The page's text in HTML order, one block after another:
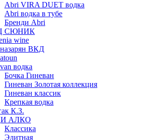
Abri VIRA DUET водка
Abri водка в тубе
Бренди Abri
СЮНИК
wine
ВКД
водка
Бочка Гиневан
Гиневан Золотая коллекция
Гиневан классик
Крепкая водка
К.З.
АЛКО
Классика
Элитная